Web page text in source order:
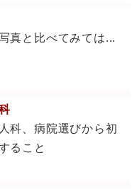
真と比べてみては...
科、病院選びから初
ること